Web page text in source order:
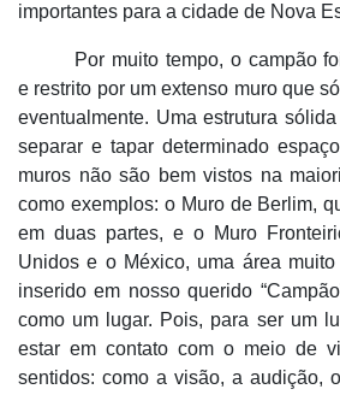
importantes para a cidade de Nova
Por muito tempo, o campão
e restrito por um extenso muro que
eventualmente. Uma estrutura
separar e tapar determinado
muros não são bem vistos na
como exemplos: o Muro de Berlim,
em duas partes, e o Muro
Unidos e o México, uma área
inserido em nosso querido
como um lugar. Pois, para ser um
estar em contato com o meio de
sentidos: como a visão, a audição,